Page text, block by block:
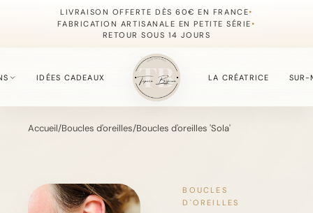
LIVRAISON OFFERTE DÈS 60€ EN FRANCE•
FABRICATION ARTISANALE EN PETITE SÉRIE•
RETOUR SOUS 14 JOURS
IDÉES CADEAUX LA CRÉATRICE SUR-
Accueil/Boucles d'oreilles/Boucles d'oreilles 'Sola'
BOUCLES
D'OREILLES